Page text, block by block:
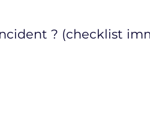
? (checklist